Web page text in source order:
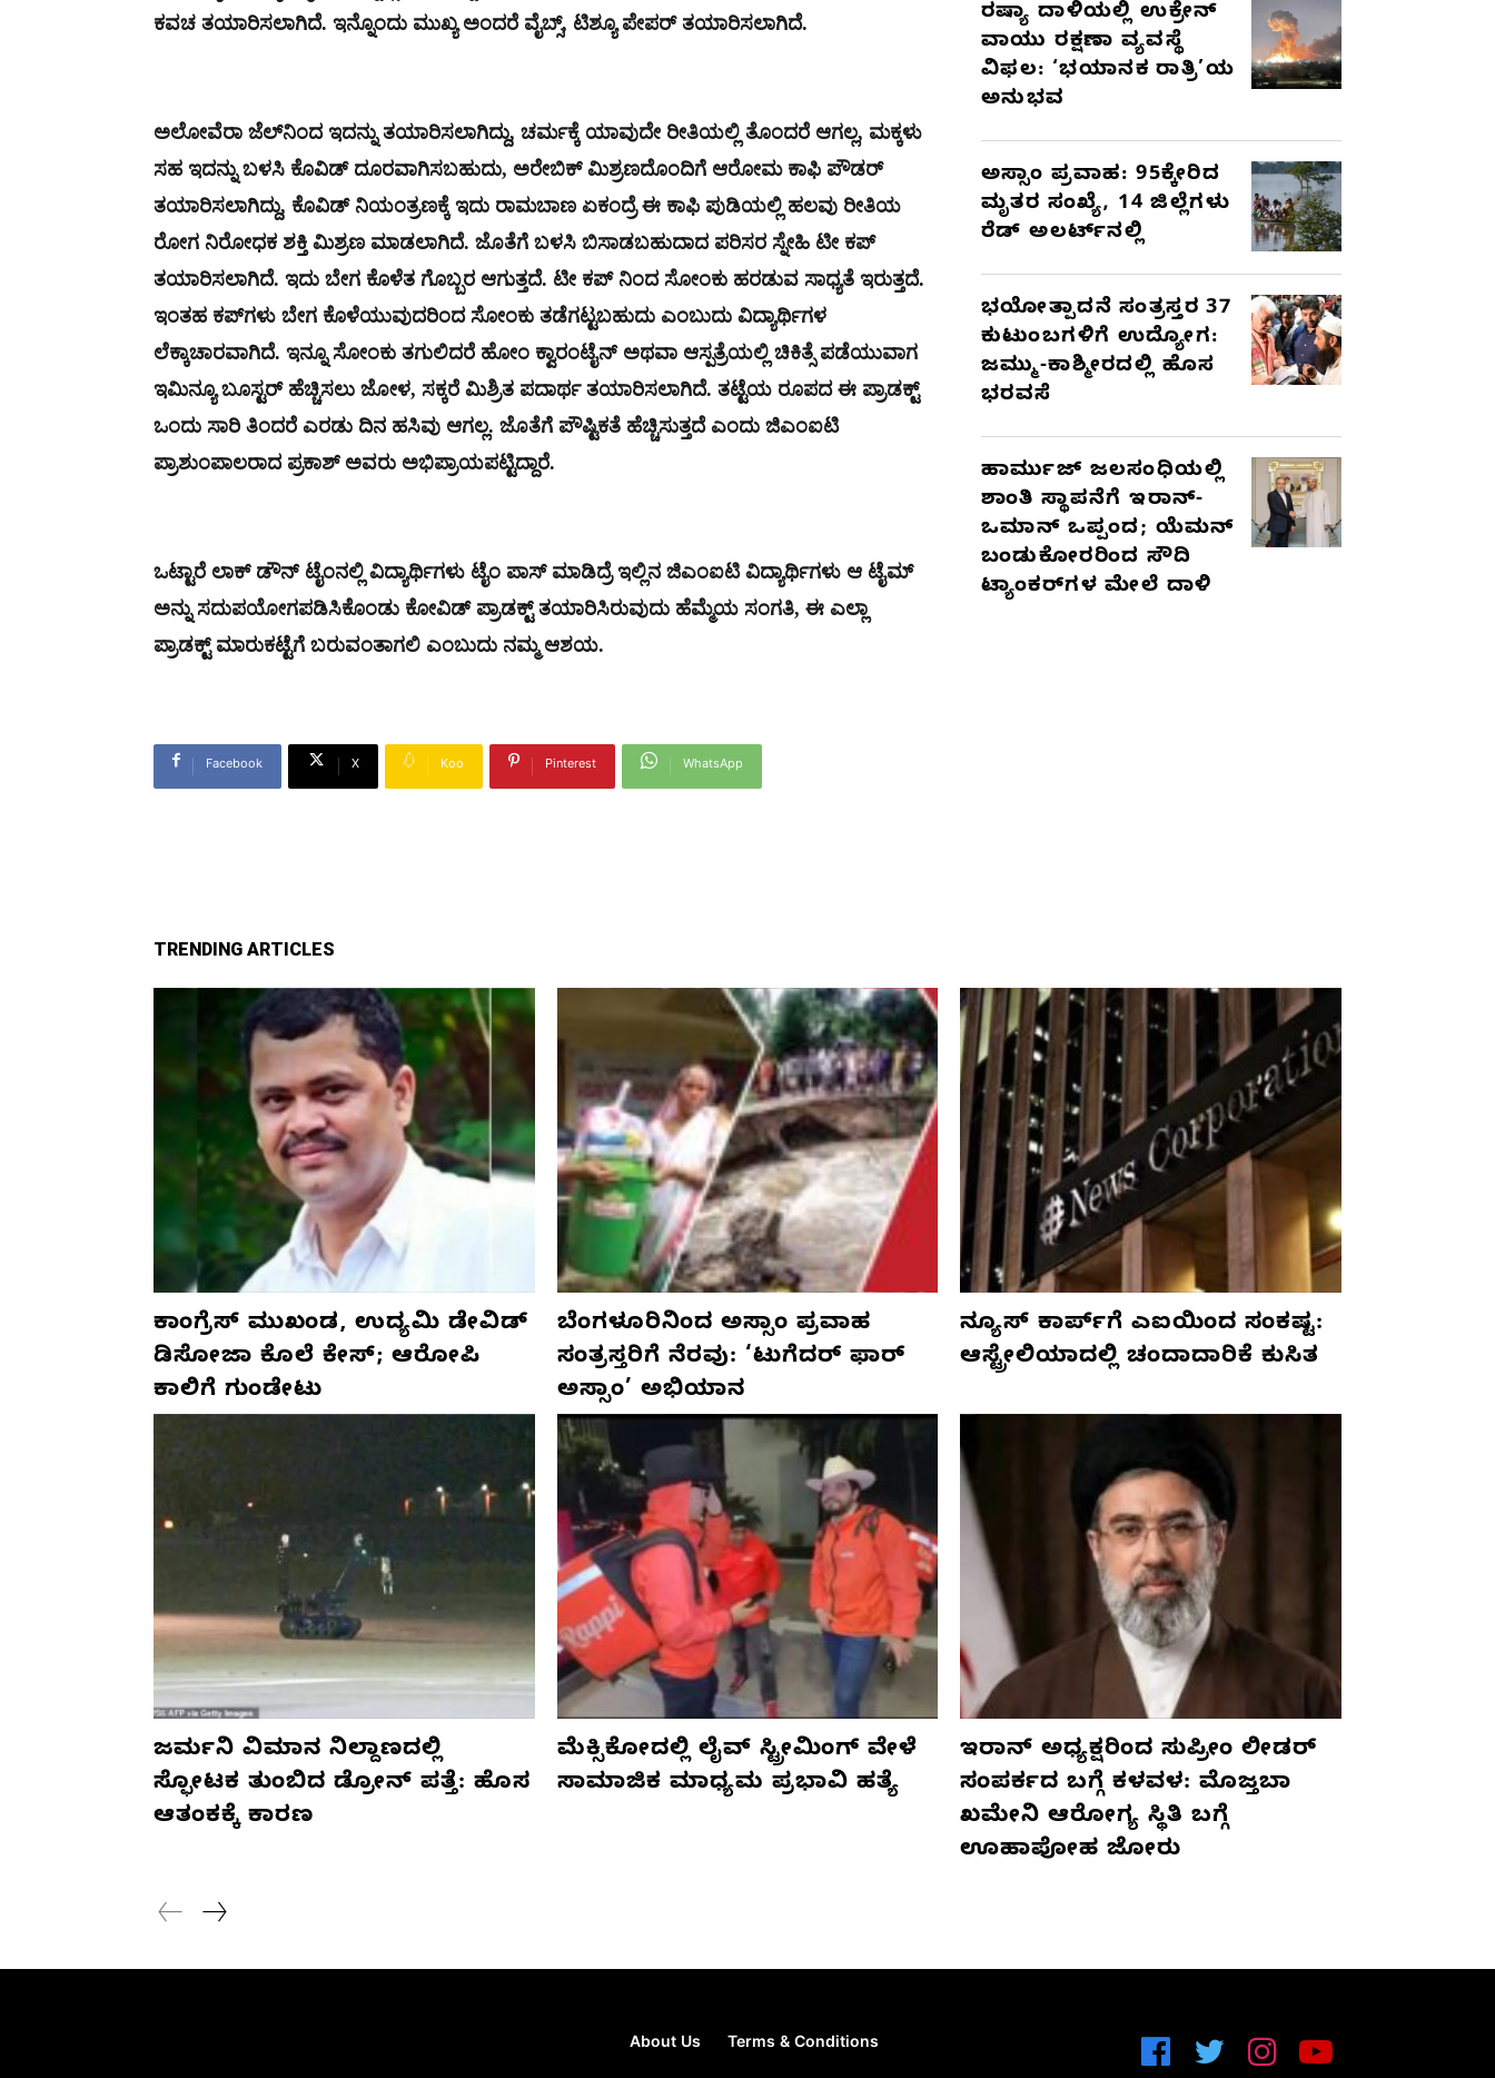
ಕವಚ ತಯಾರಿಸಲಾಗಿದೆ. ಇನ್ನೊಂದು ಮುಖ್ಯ ಅಂದರೆ ವೈಬ್ಸ್, ಟಿಶ್ಯೂ ಪೇಪರ್ ತಯಾರಿಸಲಾಗಿದೆ.
ಅಲೋವೆರಾ ಜೆಲ್​ನಿಂದ ಇದನ್ನು ತಯಾರಿಸಲಾಗಿದ್ದು, ಚರ್ಮಕ್ಕೆ ಯಾವುದೇ ರೀತಿಯಲ್ಲಿ ತೊಂದರೆ ಆಗಲ್ಲ, ಮಕ್ಕಳು
ಸಹ ಇದನ್ನು ಬಳಸಿ ಕೊವಿಡ್ ದೂರವಾಗಿಸಬಹುದು, ಅರೇಬಿಕ್ ಮಿಶ್ರಣದೊಂದಿಗೆ ಆರೋಮ ಕಾಫಿ ಪೌಡರ್
ತಯಾರಿಸಲಾಗಿದ್ದು, ಕೊವಿಡ್ ನಿಯಂತ್ರಣಕ್ಕೆ ಇದು ರಾಮಬಾಣ ಏಕಂದ್ರೆ ಈ ಕಾಫಿ ಪುಡಿಯಲ್ಲಿ ಹಲವು ರೀತಿಯ
ರೋಗ ನಿರೋಧಕ ಶಕ್ತಿ ಮಿಶ್ರಣ ಮಾಡಲಾಗಿದೆ. ಜೊತೆಗೆ ಬಳಸಿ ಬಿಸಾಡಬಹುದಾದ ಪರಿಸರ ಸ್ನೇಹಿ ಟೀ ಕಪ್
ತಯಾರಿಸಲಾಗಿದೆ. ಇದು ಬೇಗ ಕೊಳೆತ ಗೊಬ್ಬರ ಆಗುತ್ತದೆ. ಟೀ ಕಪ್ ನಿಂದ ಸೋಂಕು ಹರಡುವ ಸಾಧ್ಯತೆ ಇರುತ್ತದೆ.
ಇಂತಹ ಕಪ್​ಗಳು ಬೇಗ ಕೊಳೆಯುವುದರಿಂದ ಸೋಂಕು ತಡೆಗಟ್ಟಬಹುದು ಎಂಬುದು ವಿದ್ಯಾರ್ಥಿಗಳ
ಲೆಕ್ಕಾಚಾರವಾಗಿದೆ. ಇನ್ನೂ ಸೋಂಕು ತಗುಲಿದರೆ ಹೋಂ ಕ್ವಾರಂಟೈನ್ ಅಥವಾ ಆಸ್ಪತ್ರೆಯಲ್ಲಿ ಚಿಕಿತ್ಸೆ ಪಡೆಯುವಾಗ
ಇಮಿನ್ಯೂ ಬೂಸ್ಟರ್ ಹೆಚ್ಚಿಸಲು ಜೋಳ, ಸಕ್ಕರೆ ಮಿಶ್ರಿತ ಪದಾರ್ಥ ತಯಾರಿಸಲಾಗಿದೆ. ತಟ್ಟೆಯ ರೂಪದ ಈ ಪ್ರಾಡಕ್ಟ್
ಒಂದು ಸಾರಿ ತಿಂದರೆ ಎರಡು ದಿನ ಹಸಿವು ಆಗಲ್ಲ. ಜೊತೆಗೆ ಪೌಷ್ಟಿಕತೆ ಹೆಚ್ಚಿಸುತ್ತದೆ ಎಂದು ಜಿಎಂಐಟಿ
ಪ್ರಾಶುಂಪಾಲರಾದ ಪ್ರಕಾಶ್ ಅವರು ಅಭಿಪ್ರಾಯಪಟ್ಟಿದ್ದಾರೆ.
ಒಟ್ಟಾರೆ ಲಾಕ್ ಡೌನ್ ಟೈಂನಲ್ಲಿ ವಿದ್ಯಾರ್ಥಿಗಳು ಟೈಂ ಪಾಸ್ ಮಾಡಿದ್ರೆ ಇಲ್ಲಿನ ಜಿಎಂಐಟಿ ವಿದ್ಯಾರ್ಥಿಗಳು ಆ ಟೈಮ್
ಅನ್ನು ಸದುಪಯೋಗಪಡಿಸಿಕೊಂಡು ಕೋವಿಡ್ ಪ್ರಾಡಕ್ಟ್ ತಯಾರಿಸಿರುವುದು ಹೆಮ್ಮೆಯ ಸಂಗತಿ, ಈ ಎಲ್ಲಾ
ಪ್ರಾಡಕ್ಟ್ ಮಾರುಕಟ್ಟೆಗೆ ಬರುವಂತಾಗಲಿ ಎಂಬುದು ನಮ್ಮ ಆಶಯ.
Facebook X Koo Pinterest WhatsApp
ರಷ್ಯಾ ದಾಳಿಯಲ್ಲಿ ಉಕ್ರೇನ್
ವಾಯು ರಕ್ಷಣಾ ವ್ಯವಸ್ಥೆ
ವಿಫಲ: ‘ಭಯಾನಕ ರಾತ್ರಿ’ಯ
ಅನುಭವ
ಅಸ್ಸಾಂ ಪ್ರವಾಹ: 95ಕ್ಕೇರಿದ
ಮೃತರ ಸಂಖ್ಯೆ, 14 ಜಿಲ್ಲೆಗಳು
ರೆಡ್ ಅಲರ್ಟ್‌ನಲ್ಲಿ
ಭಯೋತ್ಪಾದನೆ ಸಂತ್ರಸ್ತರ 37
ಕುಟುಂಬಗಳಿಗೆ ಉದ್ಯೋಗ:
ಜಮ್ಮು-ಕಾಶ್ಮೀರದಲ್ಲಿ ಹೊಸ
ಭರವಸೆ
ಹಾರ್ಮುಜ್ ಜಲಸಂಧಿಯಲ್ಲಿ
ಶಾಂತಿ ಸ್ಥಾಪನೆಗೆ ಇರಾನ್-
ಒಮಾನ್ ಒಪ್ಪಂದ; ಯೆಮನ್
ಬಂಡುಕೋರರಿಂದ ಸೌದಿ
ಟ್ಯಾಂಕರ್‌ಗಳ ಮೇಲೆ ದಾಳಿ
TRENDING ARTICLES
ಕಾಂಗ್ರೆಸ್‌ ಮುಖಂಡ, ಉದ್ಯಮಿ ಡೇವಿಡ್‌
ಡಿಸೋಜಾ ಕೊಲೆ ಕೇಸ್;‌ ಆರೋಪಿ
ಕಾಲಿಗೆ ಗುಂಡೇಟು
ಬೆಂಗಳೂರಿನಿಂದ ಅಸ್ಸಾಂ ಪ್ರವಾಹ
ಸಂತ್ರಸ್ತರಿಗೆ ನೆರವು: ‘ಟುಗೆದರ್ ಫಾರ್
ಅಸ್ಸಾಂ’ ಅಭಿಯಾನ
ನ್ಯೂಸ್ ಕಾರ್ಪ್‌ಗೆ ಎಐಯಿಂದ ಸಂಕಷ್ಟ:
ಆಸ್ಟ್ರೇಲಿಯಾದಲ್ಲಿ ಚಂದಾದಾರಿಕೆ ಕುಸಿತ
ಜರ್ಮನಿ ವಿಮಾನ ನಿಲ್ದಾಣದಲ್ಲಿ
ಸ್ಫೋಟಕ ತುಂಬಿದ ಡ್ರೋನ್ ಪತ್ತೆ: ಹೊಸ
ಆತಂಕಕ್ಕೆ ಕಾರಣ
ಮೆಕ್ಸಿಕೋದಲ್ಲಿ ಲೈವ್ ಸ್ಟ್ರೀಮಿಂಗ್ ವೇಳೆ
ಸಾಮಾಜಿಕ ಮಾಧ್ಯಮ ಪ್ರಭಾವಿ ಹತ್ಯೆ
ಇರಾನ್ ಅಧ್ಯಕ್ಷರಿಂದ ಸುಪ್ರೀಂ ಲೀಡರ್
ಸಂಪರ್ಕದ ಬಗ್ಗೆ ಕಳವಳ: ಮೊಜ್ತಬಾ
ಖಮೇನಿ ಆರೋಗ್ಯ ಸ್ಥಿತಿ ಬಗ್ಗೆ
ಊಹಾಪೋಹ ಜೋರು
About Us Terms & Conditions